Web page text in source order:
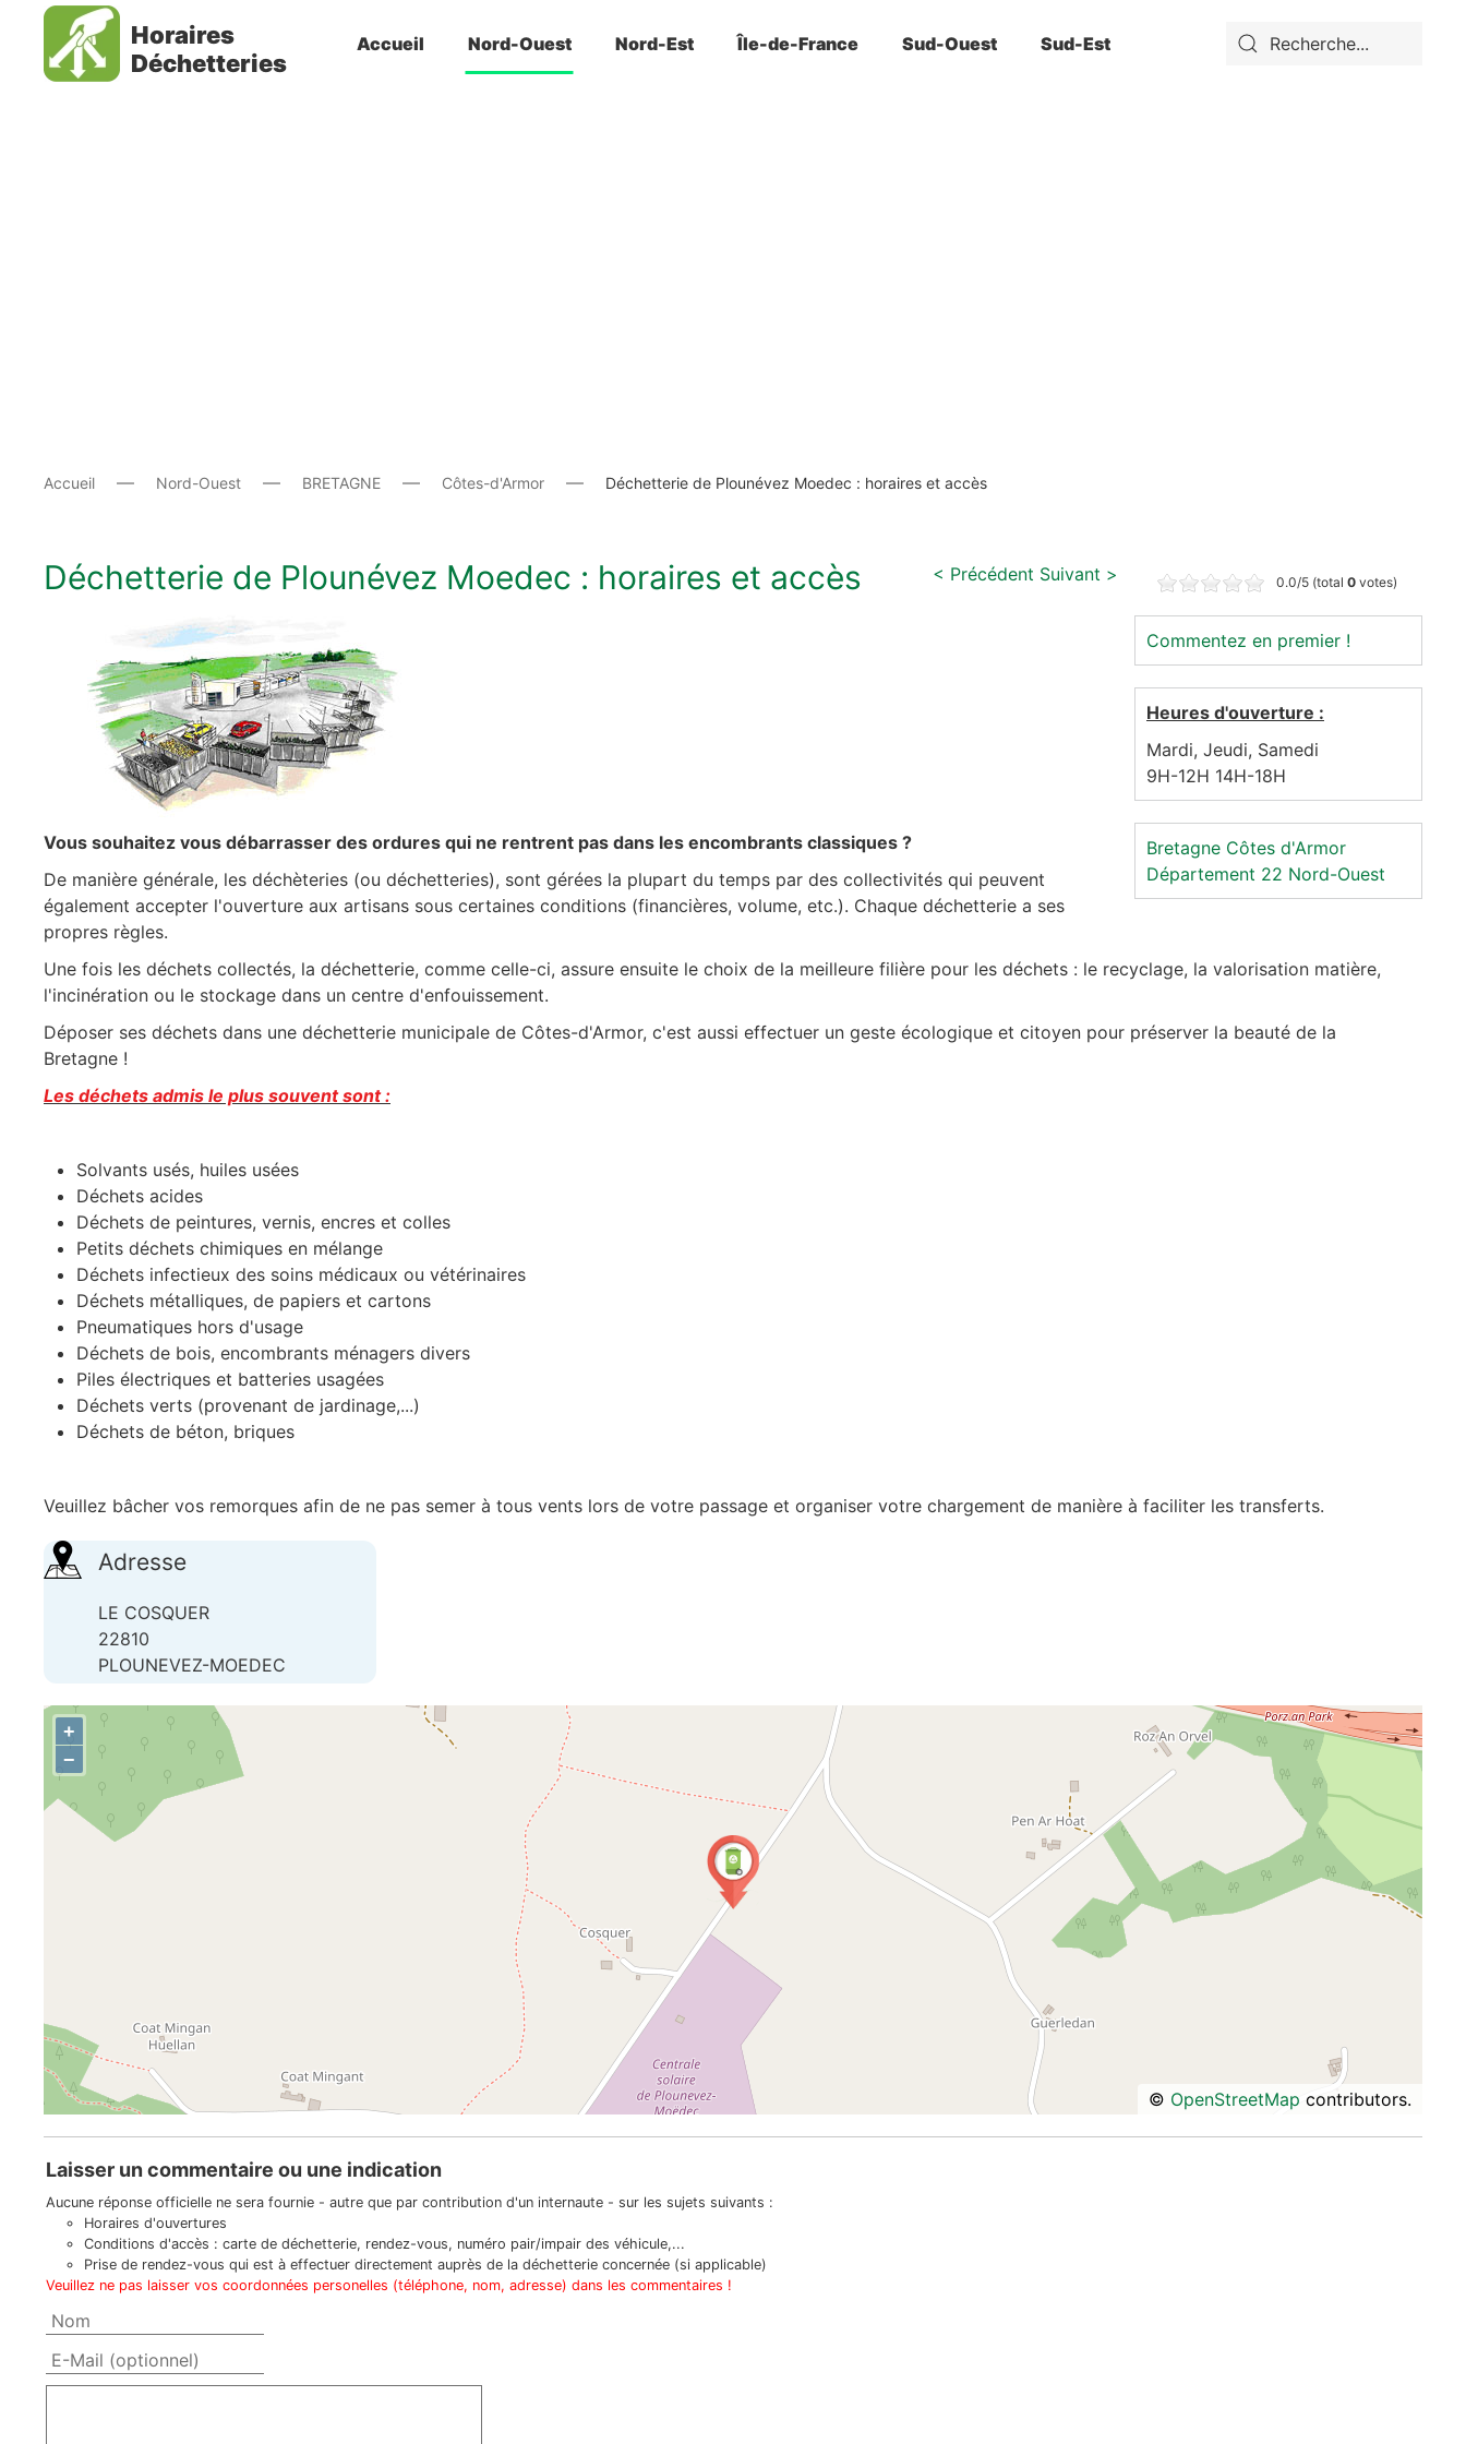
Horaires
Déchetteries
Accueil Nord-Ouest Nord-Est Île-de-France Sud-Ouest Sud-Est
Accueil Nord-Ouest BRETAGNE Côtes-d'Armor Déchetterie de Plounévez Moedec : horaires et accès
0.0/5 (total 0 votes)
Commentez en premier !
Heures d'ouverture :
Mardi, Jeudi, Samedi
9H-12H 14H-18H
Bretagne Côtes d'Armor
Département 22 Nord-Ouest
Déchetterie de Plounévez Moedec : horaires et accès < Précédent Suivant >
Vous souhaitez vous débarrasser des ordures qui ne rentrent pas dans les encombrants classiques ?
De manière générale, les déchèteries (ou déchetteries), sont gérées la plupart du temps par des collectivités qui peuvent
également accepter l'ouverture aux artisans sous certaines conditions (financières, volume, etc.). Chaque déchetterie a ses
propres règles.
Une fois les déchets collectés, la déchetterie, comme celle-ci, assure ensuite le choix de la meilleure filière pour les déchets : le recyclage, la valorisation matière,
l'incinération ou le stockage dans un centre d'enfouissement.
Déposer ses déchets dans une déchetterie municipale de Côtes-d'Armor, c'est aussi effectuer un geste écologique et citoyen pour préserver la beauté de la
Bretagne !
Les déchets admis le plus souvent sont :
Solvants usés, huiles usées
Déchets acides
Déchets de peintures, vernis, encres et colles
Petits déchets chimiques en mélange
Déchets infectieux des soins médicaux ou vétérinaires
Déchets métalliques, de papiers et cartons
Pneumatiques hors d'usage
Déchets de bois, encombrants ménagers divers
Piles électriques et batteries usagées
Déchets verts (provenant de jardinage,...)
Déchets de béton, briques
Veuillez bâcher vos remorques afin de ne pas semer à tous vents lors de votre passage et organiser votre chargement de manière à faciliter les transferts.
Adresse
LE COSQUER
22810
PLOUNEVEZ-MOEDEC
+
−
© OpenStreetMap contributors.
Laisser un commentaire ou une indication
Aucune réponse officielle ne sera fournie - autre que par contribution d'un internaute - sur les sujets suivants :
Horaires d'ouvertures
Conditions d'accès : carte de déchetterie, rendez-vous, numéro pair/impair des véhicule,...
Prise de rendez-vous qui est à effectuer directement auprès de la déchetterie concernée (si applicable)
Veuillez ne pas laisser vos coordonnées personelles (téléphone, nom, adresse) dans les commentaires !